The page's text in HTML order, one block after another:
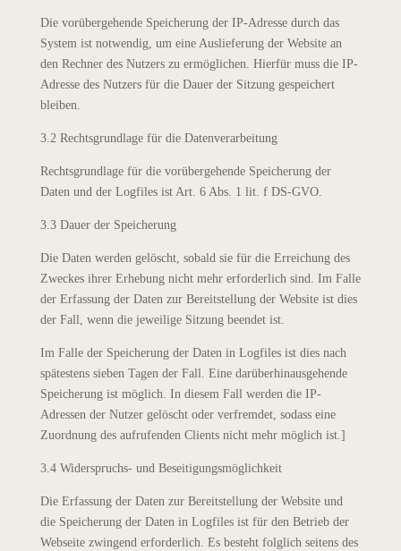
Die vorübergehende Speicherung der IP-Adresse durch das
System ist notwendig, um eine Auslieferung der Website an
den Rechner des Nutzers zu ermöglichen. Hierfür muss die IP-
Adresse des Nutzers für die Dauer der Sitzung gespeichert
bleiben.
3.2 Rechtsgrundlage für die Datenverarbeitung
Rechtsgrundlage für die vorübergehende Speicherung der
Daten und der Logfiles ist Art. 6 Abs. 1 lit. f DS-GVO.
3.3 Dauer der Speicherung
Die Daten werden gelöscht, sobald sie für die Erreichung des
Zweckes ihrer Erhebung nicht mehr erforderlich sind. Im Falle
der Erfassung der Daten zur Bereitstellung der Website ist dies
der Fall, wenn die jeweilige Sitzung beendet ist.
Im Falle der Speicherung der Daten in Logfiles ist dies nach
spätestens sieben Tagen der Fall. Eine darüberhinausgehende
Speicherung ist möglich. In diesem Fall werden die IP-
Adressen der Nutzer gelöscht oder verfremdet, sodass eine
Zuordnung des aufrufenden Clients nicht mehr möglich ist.]
3.4 Widerspruchs- und Beseitigungsmöglichkeit
Die Erfassung der Daten zur Bereitstellung der Website und
die Speicherung der Daten in Logfiles ist für den Betrieb der
Webseite zwingend erforderlich. Es besteht folglich seitens des